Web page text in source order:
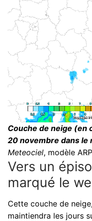
Couche de neige (en
20 novembre dans le
Meteociel, modèle
Vers un
marqué le
Cette couche de
maintiendra les jours